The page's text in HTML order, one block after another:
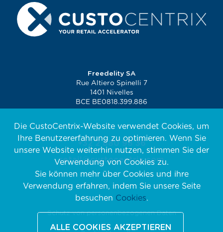
Die CustoCentrix-Website verwendet Cookies, um
Ihre Benutzererfahrung zu optimieren. Wenn Sie
unsere Website weiterhin nutzen, stimmen Sie der
Verwendung von Cookies zu.
Sie können mehr über Cookies und ihre
Verwendung erfahren, indem Sie unsere Seite
besuchen Cookies.
ALLE COOKIES AKZEPTIEREN
Freedelity SA
Rue Altiero Spinelli 7
1401 Nivelles
BCE BE0818.399.886
+32 2 880 98 36
retail@custocentrix.com
Schutz von personenbezogenen Daten